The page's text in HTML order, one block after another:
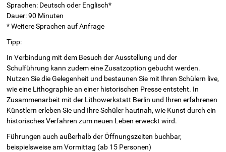
Sprachen: Deutsch oder Englisch*
Dauer: 90 Minuten
* Weitere Sprachen auf Anfrage
Tipp:
In Verbindung mit dem Besuch der Ausstellung und der
Schulführung kann zudem eine Zusatzoption gebucht werden.
Nutzen Sie die Gelegenheit und bestaunen Sie mit Ihren Schülern live,
wie eine Lithographie an einer historischen Presse entsteht. In
Zusammenarbeit mit der Lithowerkstatt Berlin und Ihren erfahrenen
Künstlern erleben Sie und Ihre Schüler hautnah, wie Kunst durch ein
historisches Verfahren zum neuen Leben erweckt wird.
Führungen auch außerhalb der Öffnungszeiten buchbar,
beispielsweise am Vormittag (ab 15 Personen)